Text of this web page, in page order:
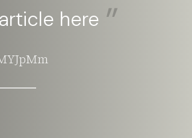
here